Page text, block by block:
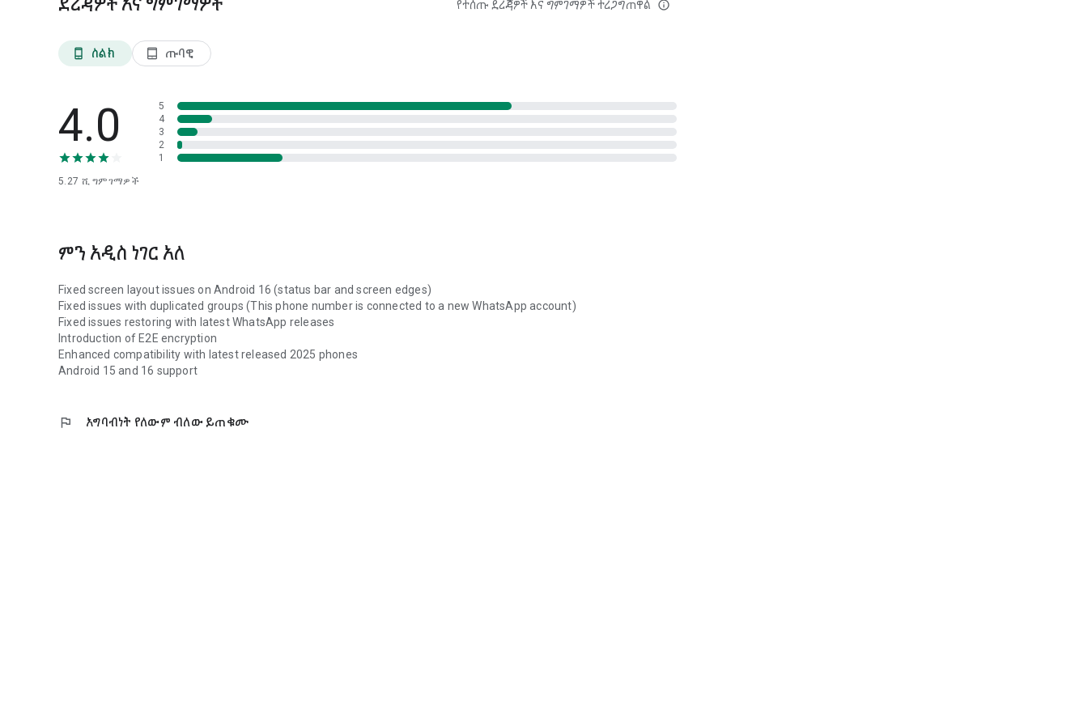
ደረጃዎች እና ግምገማዎች የተሰጡ ደረጃዎች እና ግምገማዎች ተረጋግጠዋል info_outline
phone_android ስልክ tablet_android ጡባዊ
4.0
5.27 ሺግምገማዎች
5
4
3
2
1
ምን አዲስ ነገር አለ
Fixed screen layout issues on Android 16 (status bar and screen edges)
Fixed issues with duplicated groups (This phone number is connected to a new WhatsApp account)
Fixed issues restoring with latest WhatsApp releases
Introduction of E2E encryption
Enhanced compatibility with latest released 2025 phones
Android 15 and 16 support
flag አግባብነት የለውም ብለው ይጠቁሙ